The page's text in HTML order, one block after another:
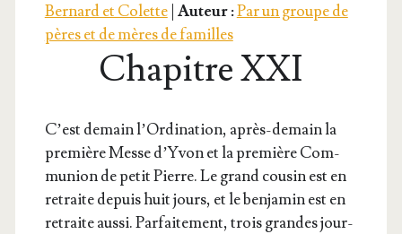
Bernard et Colette| Auteur :Par un groupe de
pères et de mères de familles
Chapitre XXI
C’est demain l’Ordination, après-demain la
pre­mière Messe d’Yvon et la pre­mière Com­
mu­nion de petit Pierre. Le grand cou­sin est en
retraite depuis huit jours, et le ben­ja­min est en
retraite aus­si. Par­fai­te­ment, trois grandes jour­